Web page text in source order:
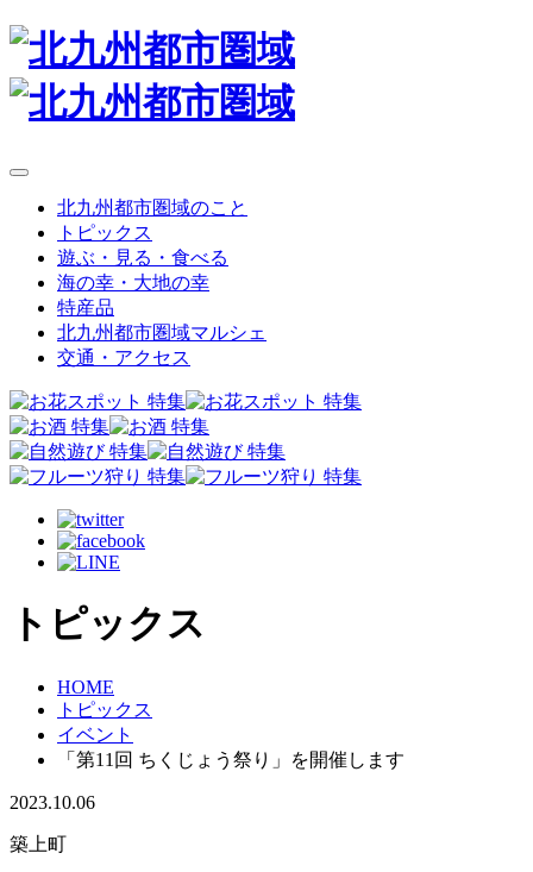
北九州都市圏域のこと
トピックス
遊ぶ・見る・食べる
海の幸・大地の幸
特産品
北九州都市圏域マルシェ
交通・アクセス
トピックス
HOME
トピックス
イベント
「第11回 ちくじょう祭り」を開催します
2023.10.06
築上町